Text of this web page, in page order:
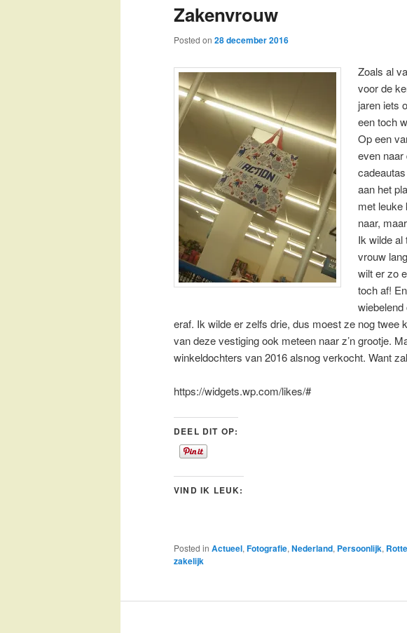
Zakenvrouw
Posted on 28 december 2016
Zoals al
voor de
jaren iets
een toch
Op een
even
aan het
met
naar,
Ik wilde al
vrouw
wilt er zo
toch af!
eraf. Ik wilde er zelfs drie, dus moest ze nog twee
van deze vestiging ook meteen naar z’n grootje.
winkeldochters van 2016 alsnog verkocht. Want
https://widgets.wp.com/likes/#
DEEL DIT OP:
VIND IK LEUK:
Posted in Actueel, Fotografie, Nederland, Persoonlijk,
zakelijk